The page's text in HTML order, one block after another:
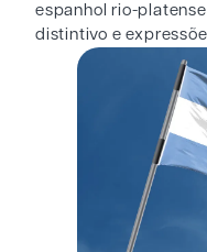
espanhol rio-
distintivo e